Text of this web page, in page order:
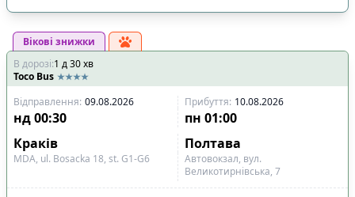
Спочатку дешевші
Час відправлення
Спочатку ранні
Спочатку вечірні
Час прибуття
Спочатку вечірні
Тривалість подорожі:
Вікові знижки
В дорозі:1 д30хв
Toco Bus
Відправлення: 09.08.2026 Прибуття: 10.08.2026
нд00:30 пн 01:00
Краків
Полтава
MDA, ul. Bosacka 18, st. G1-G6
Автовокзал, вул.
Великотирнівська, 7